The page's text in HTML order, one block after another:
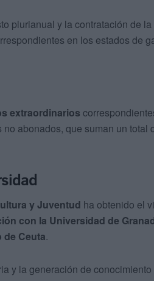
plurianual y la contratación de la
en los estados de
extraordinarios
abonados, que suman un total
y Juventud ha obtenido el
con la Universidad de
Ceuta.
y la generación de